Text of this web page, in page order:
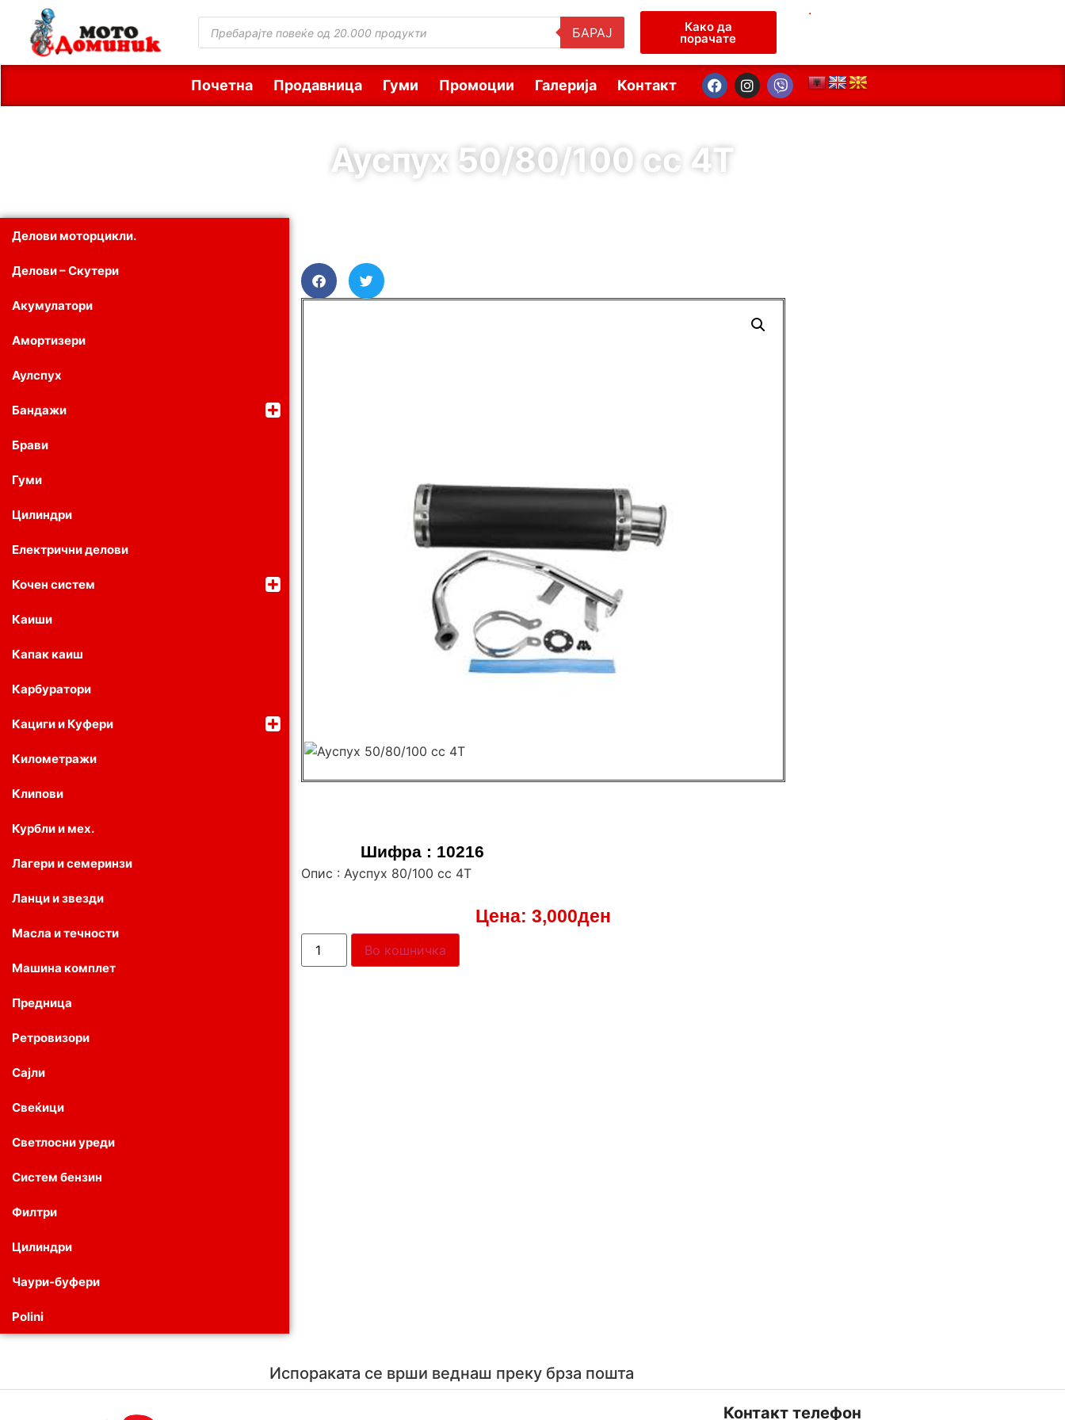
БАРАЈ Како да
порачате
.
Почетна Продавница Гуми Промоции Галерија Контакт
Ауспух 50/80/100 cc 4Т
Делови моторцикли.
Делови – Скутери
Акумулатори
Амортизери
Аулспух
Бандажи
Брави
Гуми
Цилиндри
Електрични делови
Кочен систем
Каиши
Капак каиш
Карбуратори
Кациги и Куфери
Километражи
Клипови
Курбли и мех.
Лагери и семеринзи
Ланци и звезди
Масла и течности
Машина комплет
Предница
Ретровизори
Сајли
Свеќици
Светлосни уреди
Систем бензин
Филтри
Цилиндри
Чаури-буфери
Polini
Шифра : 10216
Опис : Ауспух 80/100 cc 4Т
Цена: 3,000ден
Во кошничка
Испораката се врши веднаш преку брза пошта
Контакт телефон